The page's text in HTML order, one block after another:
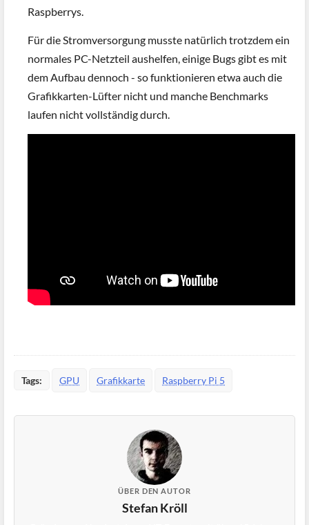
Raspberrys.
Für die Stromversorgung musste natürlich trotzdem ein
normales PC-Netzteil aushelfen, einige Bugs gibt es mit
dem Aufbau dennoch - so funktionieren etwa auch die
Grafikkarten-Lüfter nicht und manche Benchmarks
laufen nicht vollständig durch.
Tags: GPU Grafikkarte Raspberry Pi 5
ÜBER DEN AUTOR
Stefan Kröll